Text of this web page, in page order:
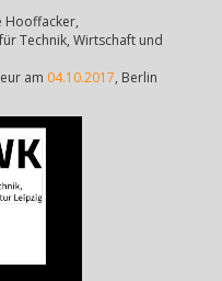
Hooffacker,
Technik, Wirtschaft und
am 04.10.2017, Berlin